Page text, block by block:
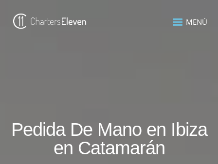
MENÚ
Pedida De Mano en Ibiza
en Catamarán